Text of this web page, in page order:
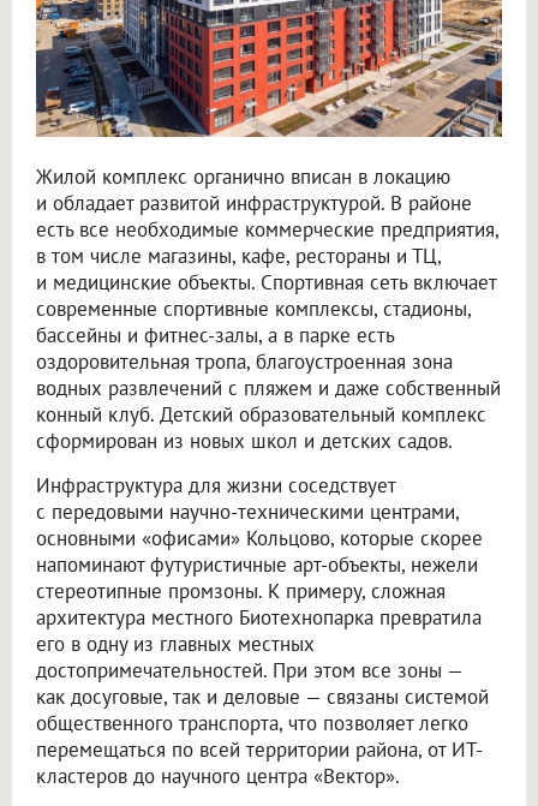
Жилой комплекс органично вписан в локацию
и обладает развитой инфраструктурой. В районе
есть все необходимые коммерческие предприятия,
в том числе магазины, кафе, рестораны и ТЦ,
и медицинские объекты. Спортивная сеть включает
современные спортивные комплексы, стадионы,
бассейны и фитнес-залы, а в парке есть
оздоровительная тропа, благоустроенная зона
водных развлечений с пляжем и даже собственный
конный клуб. Детский образовательный комплекс
сформирован из новых школ и детских садов.
Инфраструктура для жизни соседствует
с передовыми научно-техническими центрами,
основными «офисами» Кольцово, которые скорее
напоминают футуристичные арт-объекты, нежели
стереотипные промзоны. К примеру, сложная
архитектура местного Биотехнопарка превратила
его в одну из главных местных
достопримечательностей. При этом все зоны —
как досуговые, так и деловые — связаны системой
общественного транспорта, что позволяет легко
перемещаться по всей территории района, от ИТ-
кластеров до научного центра «Вектор».